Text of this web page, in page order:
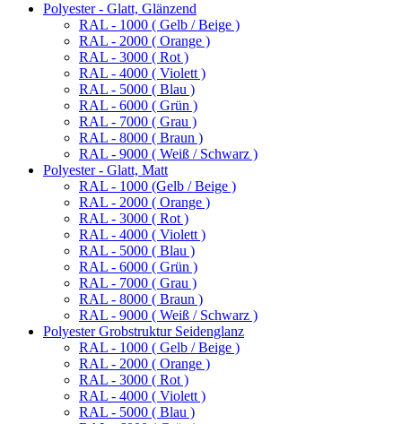
Polyester - Glatt, Glänzend
RAL - 1000 ( Gelb / Beige )
RAL - 2000 ( Orange )
RAL - 3000 ( Rot )
RAL - 4000 ( Violett )
RAL - 5000 ( Blau )
RAL - 6000 ( Grün )
RAL - 7000 ( Grau )
RAL - 8000 ( Braun )
RAL - 9000 ( Weiß / Schwarz )
Polyester - Glatt, Matt
RAL - 1000 (Gelb / Beige )
RAL - 2000 ( Orange )
RAL - 3000 ( Rot )
RAL - 4000 ( Violett )
RAL - 5000 ( Blau )
RAL - 6000 ( Grün )
RAL - 7000 ( Grau )
RAL - 8000 ( Braun )
RAL - 9000 ( Weiß / Schwarz )
Polyester Grobstruktur Seidenglanz
RAL - 1000 ( Gelb / Beige )
RAL - 2000 ( Orange )
RAL - 3000 ( Rot )
RAL - 4000 ( Violett )
RAL - 5000 ( Blau )